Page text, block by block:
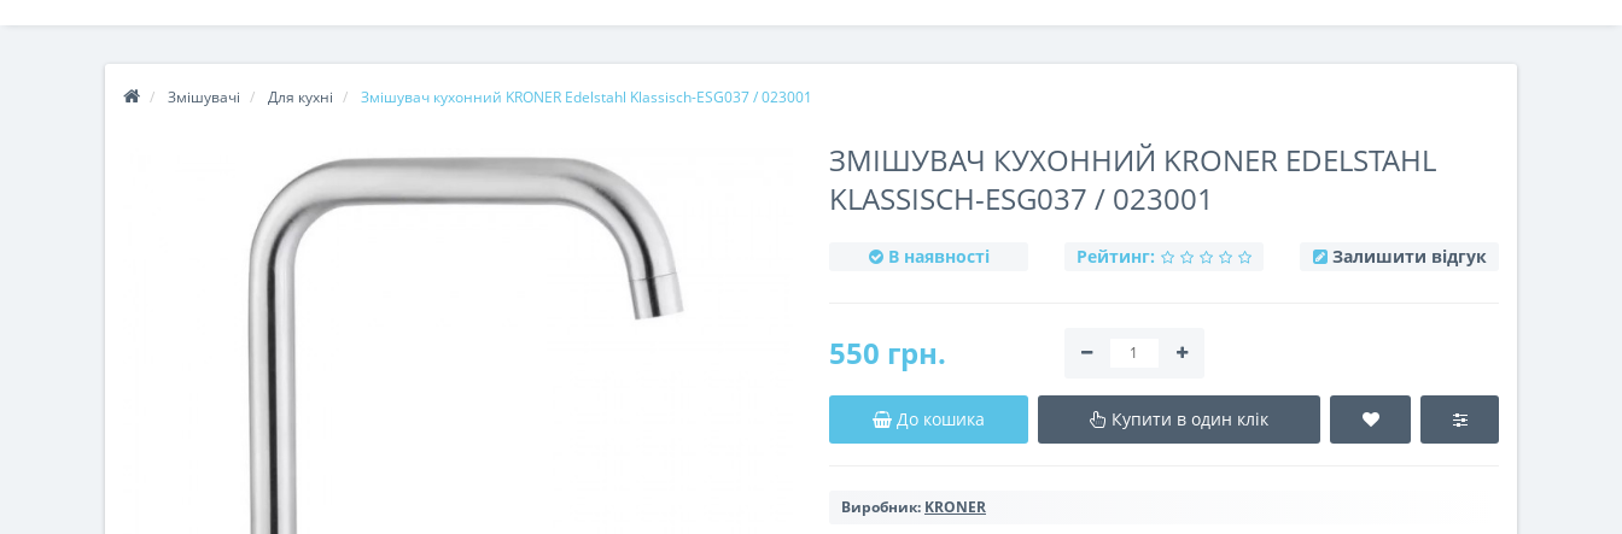
Змішувачі Для кухні Змішувач кухонний KRONER Edelstahl Klassisch-ESG037 / 023001
ЗМІШУВАЧ КУХОННИЙ KRONER EDELSTAHL
KLASSISCH-ESG037 / 023001
В наявності Рейтинг: Залишити відгук
550 грн.
До кошика Купити в один клік
Виробник: KRONER